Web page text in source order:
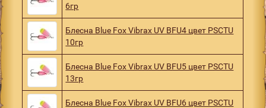
6гр
Блесна Blue Fox Vibrax UV BFU4 цвет PSCTU
10гр
Блесна Blue Fox Vibrax UV BFU5 цвет PSCTU
13гр
Блесна Blue Fox Vibrax UV BFU6 цвет PSCTU